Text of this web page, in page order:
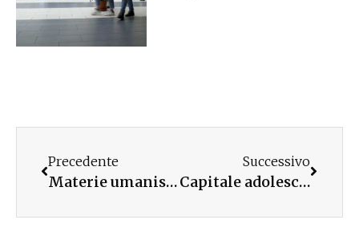
Precedente
Materie umanistiche: ecco perché studiarle
Successivo
Capitale adolescenti: il passaggio all’età adulta in una società complessa